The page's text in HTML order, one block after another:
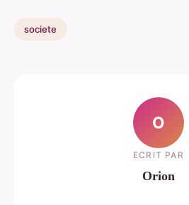
societe
O
ECRIT PAR
Orion